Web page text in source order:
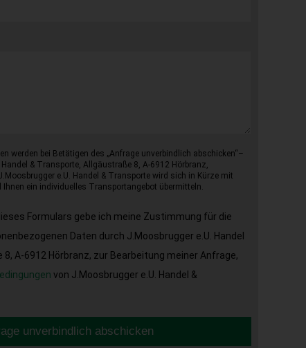
werden bei Betätigen des „Anfrage unverbindlich abschicken“–
& Transporte, Allgäustraße 8, A-6912 Hörbranz,
e.U. Handel & Transporte wird sich in Kürze mit
Ihnen ein individuelles Transportangebot übermitteln.
Formulars gebe ich meine Zustimmung für die
Daten durch J.Moosbrugger e.U. Handel
A-6912 Hörbranz, zur Bearbeitung meiner Anfrage,
von J.Moosbrugger e.U. Handel &
unverbindlich abschicken